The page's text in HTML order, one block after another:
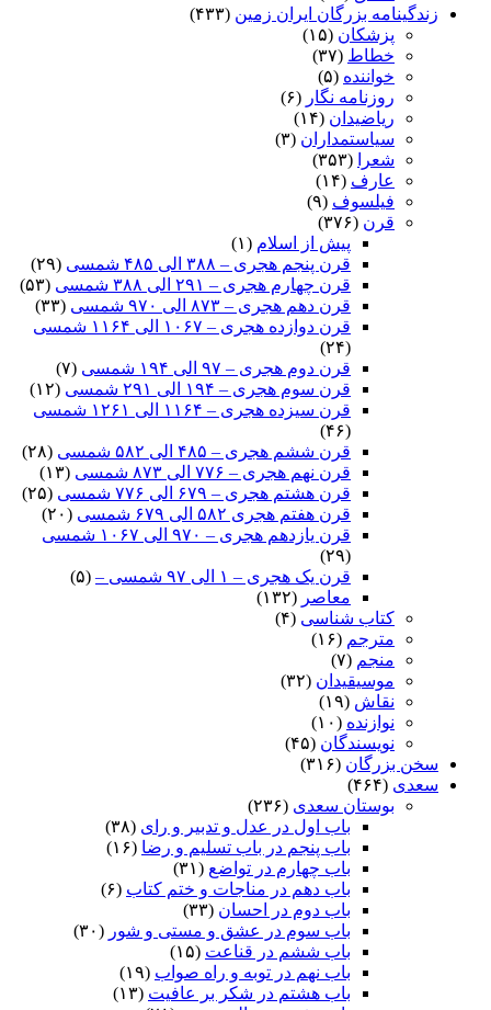
زندگینامه بزرگان ایران زمین (۴۳۳)
پزشکان (۱۵)
خطاط (۳۷)
خواننده (۵)
روزنامه نگار (۶)
ریاضیدان (۱۴)
سیاستمداران (۳)
شعرا
(۳۵۳)
عارف (۱۴)
فیلسوف (۹)
قرن (۳۷۶)
پیش از اسلام (۱)
قرن پنجم هجری – ۳۸۸ الی ۴۸۵ شمسی
(۲۹)
قرن چهارم هجری – ۲۹۱ الی ۳۸۸ شمسی
(۵۳)
قرن دهم هجری – ۸۷۳ الی ۹۷۰ شمسی
(۳۳)
قرن دوازده هجری – ۱۰۶۷ الی ۱۱۶۴ شمسی
(۲۴)
قرن دوم هجری – ۹۷ الی ۱۹۴ شمسی
(۷)
قرن سوم هجری – ۱۹۴ الی ۲۹۱ شمسی
(۱۲)
قرن سیزده هجری – ۱۱۶۴ الی ۱۲۶۱ شمسی
(۴۶)
قرن ششم هجری – ۴۸۵ الی ۵۸۲ شمسی
(۲۸)
قرن نهم هجری – ۷۷۶ الی ۸۷۳ شمسی
(۱۳)
قرن هشتم هجری – ۶۷۹ الی ۷۷۶ شمسی
(۲۵)
قرن هفتم هجری ۵۸۲ الی ۶۷۹ شمسی
(۲۰)
قرن یازدهم هجری – ۹۷۰ الی ۱۰۶۷ شمسی
(۲۹)
قرن یک هجری – ۱ الی ۹۷ شمسی –
(۵)
معاصر (۱۳۲)
کتاب شناسی (۴)
مترجم (۱۶)
منجم (۷)
موسیقیدان (۳۲)
نقاش (۱۹)
نوازنده (۱۰)
نویسندگان (۴۵)
سخن بزرگان (۳۱۶)
سعدی (۴۶۴)
بوستان سعدی (۲۳۶)
باب اول در عدل و تدبیر و رای (۳۸)
باب پنجم در باب تسلیم و رضا (۱۶)
باب چهارم در تواضع (۳۱)
باب دهم در مناجات و ختم کتاب (۶)
باب دوم در احسان (۳۳)
باب سوم در عشق و مستی و شور (۳۰)
باب ششم در قناعت (۱۵)
باب نهم در توبه و راه صواب (۱۹)
باب هشتم در شکر بر عافیت (۱۳)